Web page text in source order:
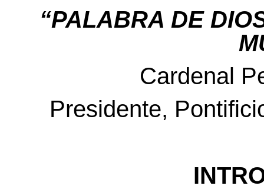
“PALABRA DE
Cardenal
Presidente,